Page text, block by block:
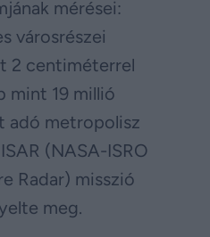
mérései:
városrészei
2 centiméterrel
mint 19 millió
adó metropolisz
(NASA-ISRO
Radar) misszió
meg.